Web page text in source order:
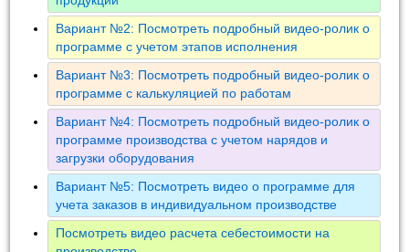
Вариант №2: Посмотреть подробный видео-ролик о
программе с учетом этапов исполнения
Вариант №3: Посмотреть подробный видео-ролик о
программе с калькуляцией по работам
Вариант №4: Посмотреть подробный видео-ролик о
программе производства с учетом нарядов и
загрузки оборудования
Вариант №5: Посмотреть видео о программе для
учета заказов в индивидуальном производстве
Посмотреть видео расчета себестоимости на